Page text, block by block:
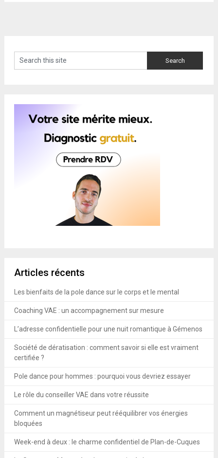
Articles récents
Les bienfaits de la pole dance sur le corps et le mental
Coaching VAE : un accompagnement sur mesure
L’adresse confidentielle pour une nuit romantique à Gémenos
Société de dératisation : comment savoir si elle est vraiment
certifiée ?
Pole dance pour hommes : pourquoi vous devriez essayer
Le rôle du conseiller VAE dans votre réussite
Comment un magnétiseur peut rééquilibrer vos énergies
bloquées
Week-end à deux : le charme confidentiel de Plan-de-Cuques